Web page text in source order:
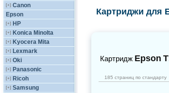
[+] Canon
Epson
[+] HP
[+] Konica Minolta
[+] Kyocera Mita
[+] Lexmark
[+] Oki
[+] Panasonic
[+] Ricoh
[+] Samsung
Картриджи для
Картридж Epson
185 страниц по стандарту